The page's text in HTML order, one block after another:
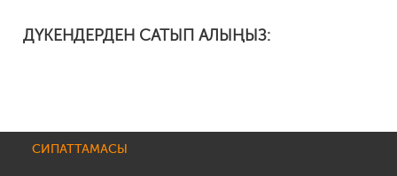
ДҮКЕНДЕРДЕН САТЫП АЛЫҢЫЗ:
СИПАТТАМАСЫ